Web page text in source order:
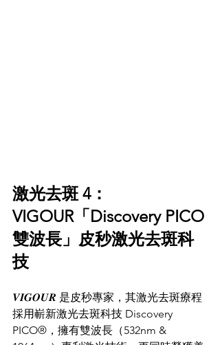
激光去斑 4：
VIGOUR「Discovery PICO
雙波長」皮秒激光去斑科
技
𝑽𝑰𝑮𝑶𝑼𝑹 是皮秒專家，其激光去斑療程
採用嶄新激光去斑科技 Discovery
PICO®，擁有雙波長（532nm &